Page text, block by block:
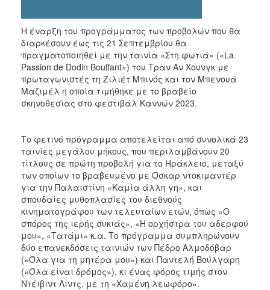
Η έναρξη του προγράμματος των προβολών που θα
διαρκέσουν έως τις 21 Σεπτεμβρίου θα
πραγματοποιηθεί με την ταινία «Στη φωτιά» («La
Passion de Dodin Bouffant») του Τραν Αν Χουνγκ με
πρωταγωνιστές τη Ζιλιέτ Μπινός και τον Μπενουά
Μαζιμέλ η οποία τιμήθηκε με το βραβείο
σκηνοθεσίας στο φεστιβάλ Καννών 2023.
Το φετινό πρόγραμμα αποτελείται από συνολικά 23
ταινίες μεγάλου μήκους, που περιλαμβάνουν 20
τίτλους σε πρώτη προβολή για το Ηράκλειο, μεταξύ
των οποίων το βραβευμένο με Όσκαρ ντοκιμαντέρ
για την Παλαιστίνη «Καμία άλλη γη», και
σπουδαίες μυθοπλασίες του διεθνούς
κινηματογράφου των τελευταίων ετών, όπως «Ο
σπόρος της ιερής συκιάς», «Η ορχήστρα του αδερφού
μου», «Τατάμι» κ.α. Το πρόγραμμα συμπληρώνουν
δύο επανεκδόσεις ταινιών των Πέδρο Αλμοδόβαρ
(«Όλα για τη μητέρα μου») και Παντελή Βούλγαρη
(«Όλα είναι δρόμος»), κι ένας φόρος τιμής στον
Ντέιβιντ Λιντς, με τη «Χαμένη λεωφόρο».